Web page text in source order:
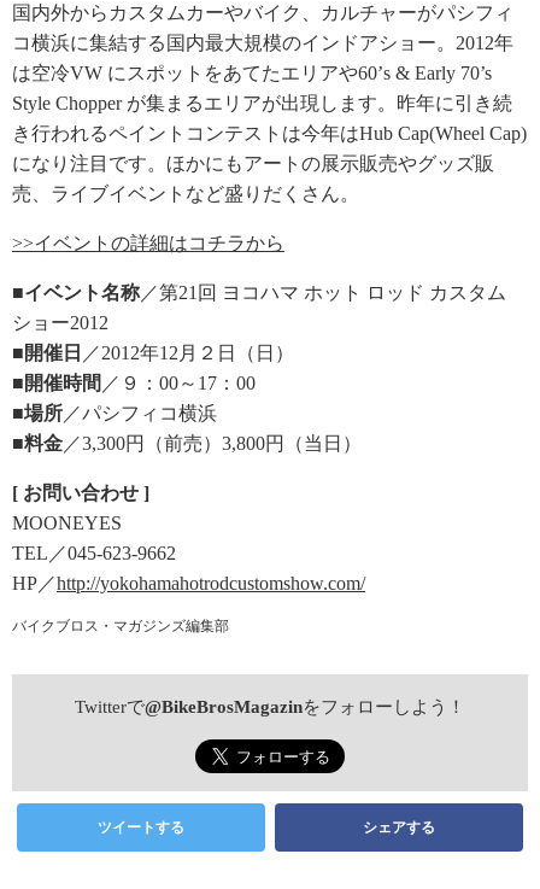
国内外からカスタムカーやバイク、カルチャーがパシフィ
コ横浜に集結する国内最大規模のインドアショー。2012年
は空冷VW にスポットをあてたエリアや60’s & Early 70’s
Style Chopper が集まるエリアが出現します。昨年に引き続
き行われるペイントコンテストは今年はHub Cap(Wheel Cap)
になり注目です。ほかにもアートの展示販売やグッズ販
売、ライブイベントなど盛りだくさん。
>>イベントの詳細はコチラから
■イベント名称 ／第21回 ヨコハマ ホット ロッド カスタム
ショー2012
■開催日 ／2012年12月２日（日）
■開催時間 ／９：00～17：00
■場所 ／パシフィコ横浜
■料金 ／3,300円（前売）3,800円（当日）
[ お問い合わせ ]
MOONEYES
TEL／045-623-9662
HP／http://yokohamahotrodcustomshow.com/
バイクブロス・マガジンズ編集部
Twitterで@BikeBrosMagazinをフォローしよう！
ツイートする シェアする